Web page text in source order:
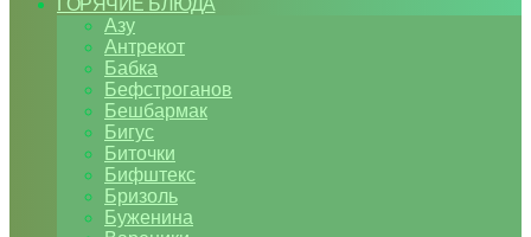
ГОРЯЧИЕ БЛЮДА
Азу
Антрекот
Бабка
Бефстроганов
Бешбармак
Бигус
Биточки
Бифштекс
Бризоль
Буженина